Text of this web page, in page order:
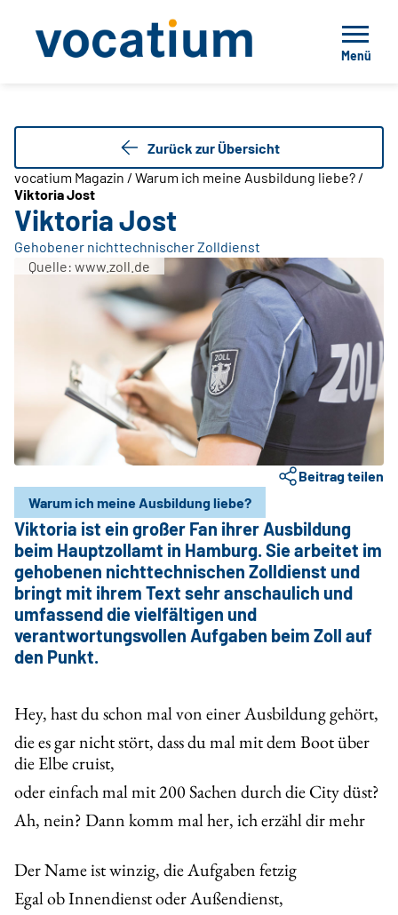
Menü
Zurück zur Übersicht
vocatium Magazin / Warum ich meine Ausbildung liebe? /
Viktoria Jost
Viktoria Jost
Gehobener nichttechnischer Zolldienst
Quelle: www.zoll.de
Beitrag teilen
Warum ich meine Ausbildung liebe?
Viktoria ist ein großer Fan ihrer Ausbildung
beim Hauptzollamt in Hamburg. Sie arbeitet im
gehobenen nichttechnischen Zolldienst und
bringt mit ihrem Text sehr anschaulich und
umfassend die vielfältigen und
verantwortungsvollen Aufgaben beim Zoll auf
den Punkt.
Hey, hast du schon mal von einer Ausbildung gehört,
die es gar nicht stört, dass du mal mit dem Boot über
die Elbe cruist,
oder einfach mal mit 200 Sachen durch die City düst?
Ah, nein? Dann komm mal her, ich erzähl dir mehr
Der Name ist winzig, die Aufgaben fetzig
Egal ob Innendienst oder Außendienst,